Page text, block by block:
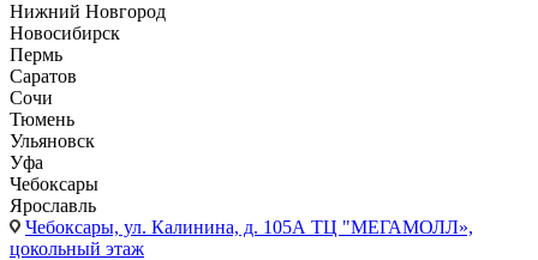
Нижний Новгород
Новосибирск
Пермь
Саратов
Сочи
Тюмень
Ульяновск
Уфа
Чебоксары
Ярославль
Чебоксары, ул. Калинина, д. 105А ТЦ "МЕГАМОЛЛ»,
цокольный этаж